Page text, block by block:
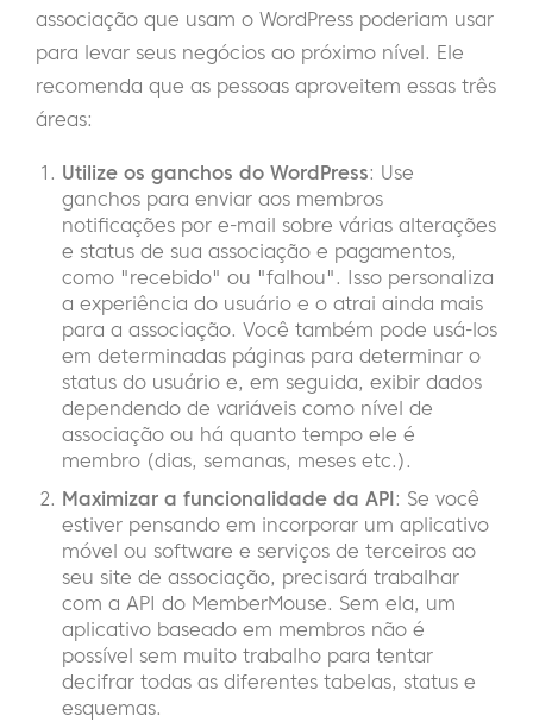
associação que usam o WordPress poderiam usar
para levar seus negócios ao próximo nível. Ele
recomenda que as pessoas aproveitem essas três
áreas:
Utilize os ganchos do WordPress: Use
ganchos para enviar aos membros
notificações por e-mail sobre várias alterações
e status de sua associação e pagamentos,
como "recebido" ou "falhou". Isso personaliza
a experiência do usuário e o atrai ainda mais
para a associação. Você também pode usá-los
em determinadas páginas para determinar o
status do usuário e, em seguida, exibir dados
dependendo de variáveis como nível de
associação ou há quanto tempo ele é
membro (dias, semanas, meses etc.).
Maximizar a funcionalidade da API: Se você
estiver pensando em incorporar um aplicativo
móvel ou software e serviços de terceiros ao
seu site de associação, precisará trabalhar
com a API do MemberMouse. Sem ela, um
aplicativo baseado em membros não é
possível sem muito trabalho para tentar
decifrar todas as diferentes tabelas, status e
esquemas.